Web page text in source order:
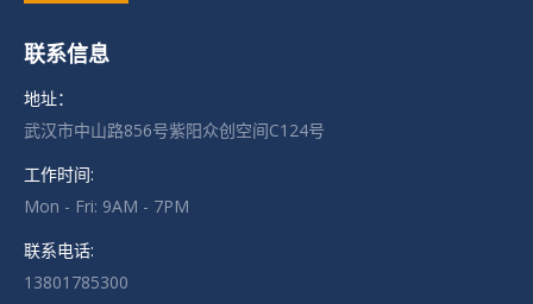
联系信息
地址：
武汉市中山路856号紫阳众创空间C124号
工作时间:
Mon - Fri: 9AM - 7PM
联系电话:
13801785300